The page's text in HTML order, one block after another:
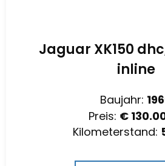
Jaguar XK150
inline
Baujahr:
Preis: €
Kilometerstand: